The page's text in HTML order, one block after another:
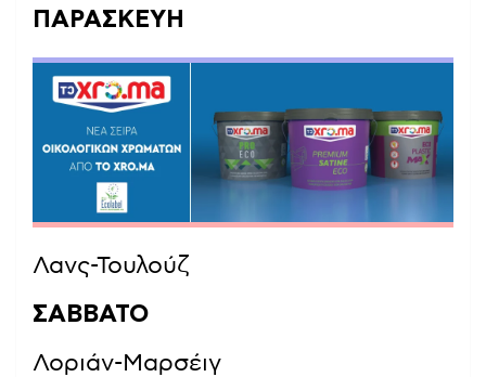
ΠΑΡΑΣΚΕΥΗ
Λανς-Τουλούζ
ΣΑΒΒΑΤΟ
Λοριάν-Μαρσέιγ